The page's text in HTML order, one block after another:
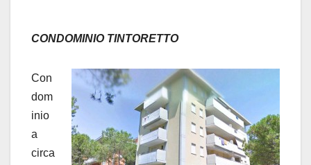
CONDOMINIO TINTORETTO
Con
dom
inio
a
circa